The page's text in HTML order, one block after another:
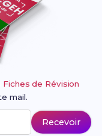
de Révision
mail.
Recevoir